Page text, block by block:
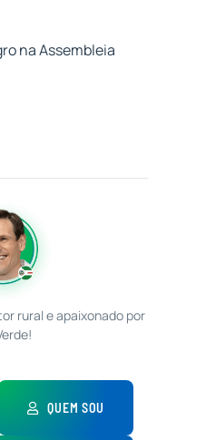
na Assembleia
rural e apaixonado por
QUEM SOU